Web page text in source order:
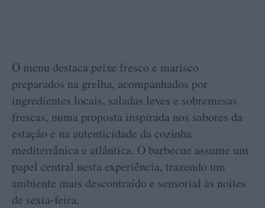
O menu destaca peixe fresco e marisco
preparados na grelha, acompanhados por
ingredientes locais, saladas leves e sobremesas
frescas, numa proposta inspirada nos sabores da
estação e na autenticidade da cozinha
mediterrânica e atlântica. O barbecue assume um
papel central nesta experiência, trazendo um
ambiente mais descontraído e sensorial às noites
de sexta-feira.